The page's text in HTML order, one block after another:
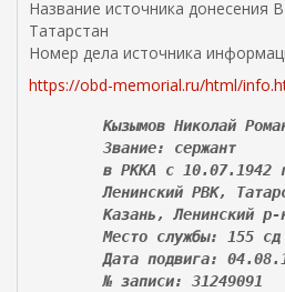
Название источника донесения
Татарстан
Номер дела источника
https://obd-memorial.ru/html/
Кызымов Николай
Звание: сержант
в РККА с 10.07.1942
Ленинский РВК,
Казань, Ленинский р-
Место службы: 155
Дата подвига:
№ записи: 31249091